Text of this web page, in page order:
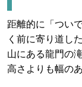
距離的に「つい
く前に寄り道し
山にある龍門の
高さよりも幅の